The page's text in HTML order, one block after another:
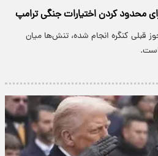
محدود کردن اختیارات جنگی ترامپ
قبلی کنگره انجام شده، تنش‌ها میان
است.